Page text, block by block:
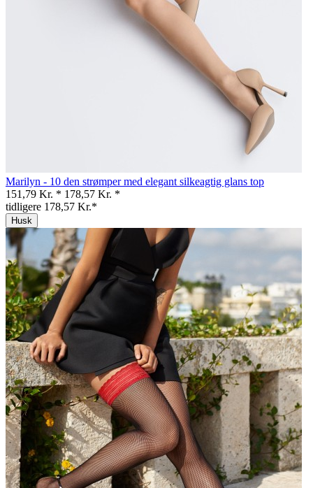
Marilyn - 10 den strømper med elegant silkeagtig glans top
151,79 Kr. * 178,57 Kr. *
tidligere 178,57 Kr.*
Husk